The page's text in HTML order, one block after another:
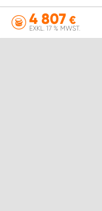
4 807 €
EXKL. 17 % MWST.